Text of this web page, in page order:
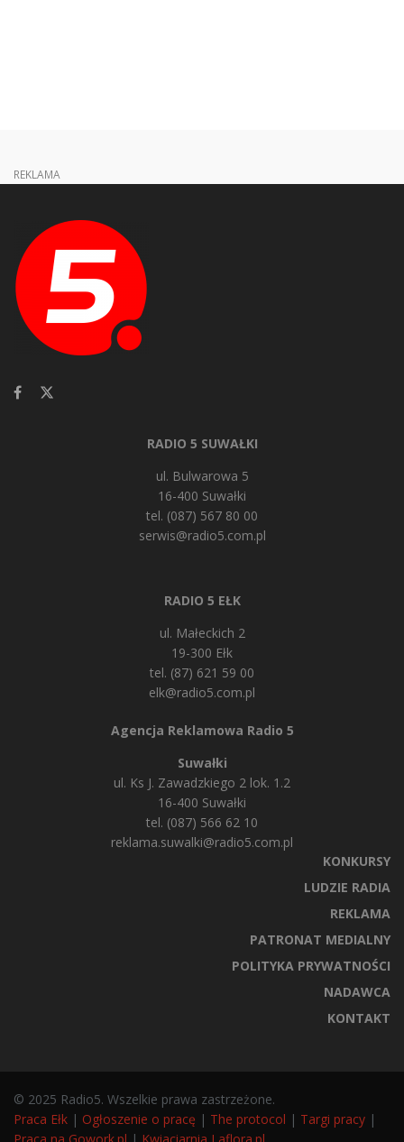
REKLAMA
RADIO 5 SUWAŁKI
ul. Bulwarowa 5
16-400 Suwałki
tel. (087) 567 80 00
serwis@radio5.com.pl
RADIO 5 EŁK
ul. Małeckich 2
19-300 Ełk
tel. (87) 621 59 00
elk@radio5.com.pl
Agencja Reklamowa Radio 5
Suwałki
ul. Ks J. Zawadzkiego 2 lok. 1.2
16-400 Suwałki
tel. (087) 566 62 10
reklama.suwalki@radio5.com.pl
KONKURSY
LUDZIE RADIA
REKLAMA
PATRONAT MEDIALNY
POLITYKA PRYWATNOŚCI
NADAWCA
KONTAKT
© 2025 Radio5. Wszelkie prawa zastrzeżone.
Praca Ełk | Ogłoszenie o pracę | The protocol | Targi pracy |